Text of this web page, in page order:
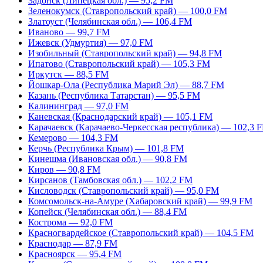
Зеленокумск (Ставропольский край) — 100,0 FM
Златоуст (Челябинская обл.) — 106,4 FM
Иваново — 99,7 FM
Ижевск (Удмуртия) — 97,0 FM
Изобильный (Ставропольский край) — 94,8 FM
Ипатово (Ставропольский край) — 105,3 FM
Иркутск — 88,5 FM
Йошкар-Ола (Республика Марий Эл) — 88,7 FM
Казань (Республика Татарстан) — 95,5 FM
Калининград — 97,0 FM
Каневская (Краснодарский край) — 105,1 FM
Карачаевск (Карачаево-Черкесская республика) — 102,3
Кемерово — 104,3 FM
Керчь (Республика Крым) — 101,8 FM
Кинешма (Ивановская обл.) — 90,8 FM
Киров — 90,8 FM
Кирсанов (Тамбовская обл.) — 102,2 FM
Кисловодск (Ставропольский край) — 95,0 FM
Комсомольск-на-Амуре (Хабаровский край) — 99,9 FM
Копейск (Челябинская обл.) — 88,4 FM
Кострома — 92,0 FM
Красногвардейское (Ставропольский край) — 104,5 FM
Краснодар — 87,9 FM
Красноярск — 95,4 FM